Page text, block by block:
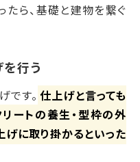
たら、基礎と建物を繋ぐ
行う
です。 仕上げと言っても
ートの養生・型枠の外
げに取り掛かるといった